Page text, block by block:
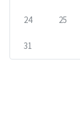
24 25
31